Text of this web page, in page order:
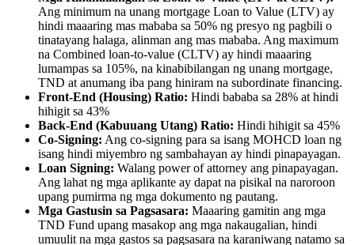
Ang minimum na unang mortgage Loan to Value (LTV) ay
hindi maaaring mas mababa sa 50% ng presyo ng pagbili o
tinatayang halaga, alinman ang mas mababa. Ang maximum
na Combined loan-to-value (CLTV) ay hindi maaaring
lumampas sa 105%, na kinabibilangan ng unang mortgage,
TND at anumang iba pang hiniram na subordinate financing.
Front-End (Housing) Ratio: Hindi bababa sa 28% at hindi
hihigit sa 43%
Back-End (Kabuuang Utang) Ratio: Hindi hihigit sa 45%
Co-Signing: Ang co-signing para sa isang MOHCD loan ng
isang hindi miyembro ng sambahayan ay hindi pinapayagan.
Loan Signing: Walang power of attorney ang pinapayagan.
Ang lahat ng mga aplikante ay dapat na pisikal na naroroon
upang pumirma ng mga dokumento ng pautang.
Mga Gastusin sa Pagsasara: Maaaring gamitin ang mga
TND Fund upang masakop ang mga nakaugalian, hindi
umuulit na mga gastos sa pagsasara na karaniwang natamo sa